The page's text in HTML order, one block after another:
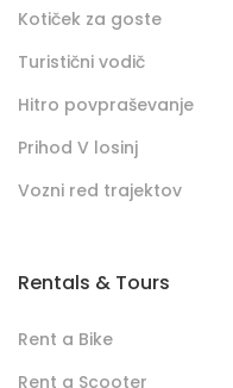
Kotiček za goste
Turistični vodič
Hitro povpraševanje
Prihod V losinj
Vozni red trajektov
Rentals & Tours
Rent a Bike
Rent a Scooter